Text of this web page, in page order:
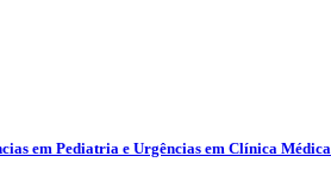
em Pediatria e Urgências em Clínica Médica